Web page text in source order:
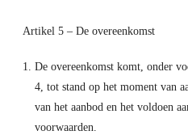
Artikel 5 – De overeenkomst
De overeenkomst komt, onder
4, tot stand op het moment van
van het aanbod en het voldoen
voorwaarden.